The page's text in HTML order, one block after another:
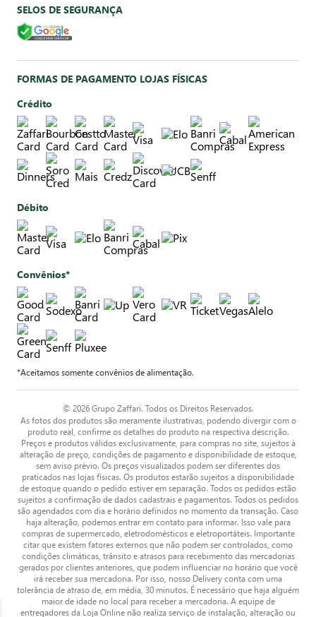
SELOS DE SEGURANÇA
FORMAS DE PAGAMENTO LOJAS FÍSICAS
Crédito
Débito
Convênios*
*Aceitamos somente convênios de alimentação.
© 2026 Grupo Zaffari. Todos os Direitos Reservados.
As fotos dos produtos são meramente ilustrativas, podendo divergir com o
produto real, confirme os detalhes do produto na respectiva descrição.
Preços e produtos válidos exclusivamente, para compras no site, sujeitos à
alteração de preço, condições de pagamento e disponibilidade de estoque,
sem aviso prévio. Os preços visualizados podem ser diferentes dos
praticados nas lojas físicas. Os produtos estarão sujeitos a disponibilidade
de estoque quando o pedido estiver em separação. Todos os pedidos estão
sujeitos a confirmação de dados cadastrais e pagamentos. Todos os pedidos
são agendados com dia e horário definidos no momento da transação. Caso
haja alteração, podemos entrar em contato para informar. Isso vale para
compras de supermercado, eletrodomésticos e eletroportáteis. Importante
citar que existem fatores externos que não podem ser controlados, como
condições climáticas, trânsito e atrasos para recebimento das mercadorias
gerados por clientes anteriores, que podem influenciar no horário que você
irá receber sua mercadoria. Por isso, nosso Delivery conta com uma
tolerância de atraso de, em média, 30 minutos. É necessário que haja alguém
maior de idade no local para receber a mercadoria. A equipe de
entregadores da Loja Online não realiza serviço de instalação, alteração ou